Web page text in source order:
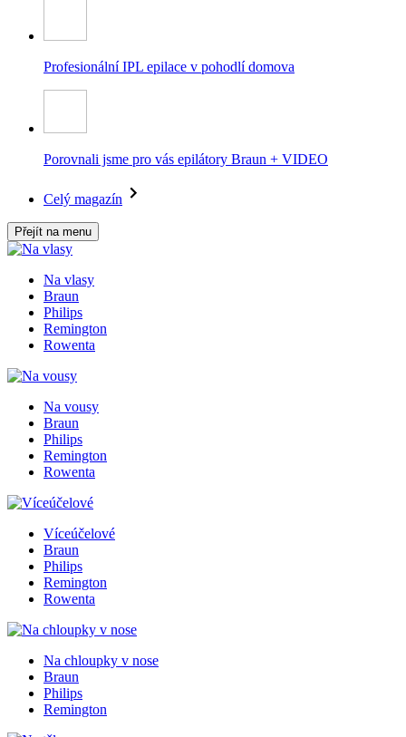
Profesionální IPL epilace v pohodlí domova
Porovnali jsme pro vás epilátory Braun + VIDEO
Celý magazín
Přejít na menu
Na vlasy
Braun
Philips
Remington
Rowenta
Na vousy
Braun
Philips
Remington
Rowenta
Víceúčelové
Braun
Philips
Remington
Rowenta
Na chloupky v nose
Braun
Philips
Remington